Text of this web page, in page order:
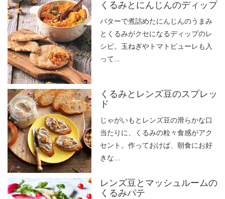
くるみとにんじんのディップ
バターで煮詰めたにんじんのうまみ
とくるみがクセになるディップのレ
シピ。玉ねぎやトマトピューレも入
って...
くるみとレンズ豆のスプレッ
ド
じゃがいもとレンズ豆の滑らかな口
当たりに、くるみの粒々食感がアク
セント。作っておけば、朝食にお好
きな...
レンズ豆とマッシュルームの
くるみパテ